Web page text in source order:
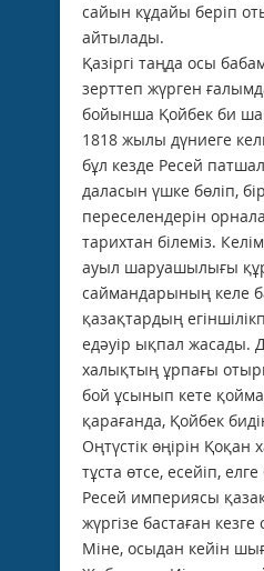
сайын кұдайы берiп
айтылады.
Қазiргi таңда осы
зерттеп жүрген
бойынша Қойбек би
1818 жылы дүниеге
бұл кезде Ресей
даласын үшке бөлiп,
переселендерiн
тарихтан бiлемiз.
ауыл шаруашылығы
саймандарының келе
қазақтардың
едәуiр ықпал жасады.
халықтың ұрпағы
бой ұсынып кете
қарағанда, Қойбек
Оңтүстiк өңiрiн Қоқан
тұста өтсе, есейiп,
Ресей империясы
жүргiзе бастаған кезге
Мiне, осыдан кейiн